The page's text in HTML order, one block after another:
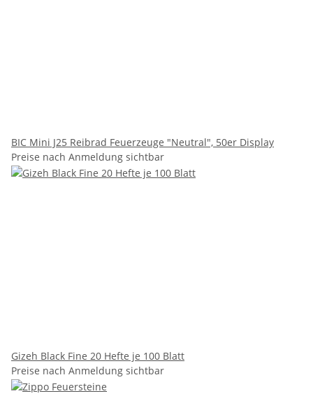
BIC Mini J25 Reibrad Feuerzeuge "Neutral", 50er Display
Preise nach Anmeldung sichtbar
Gizeh Black Fine 20 Hefte je 100 Blatt
Preise nach Anmeldung sichtbar